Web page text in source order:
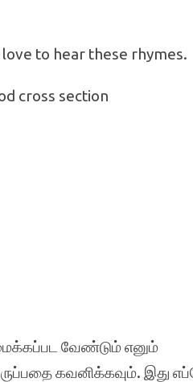
to hear these rhymes.
cross section
வேண்டும் எனும்
கவனிக்கவும். இது